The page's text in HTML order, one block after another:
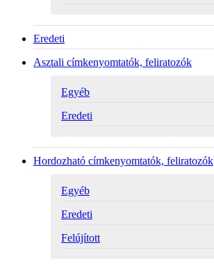
Eredeti
Asztali címkenyomtatók, feliratozók
Egyéb
Eredeti
Hordozható címkenyomtatók, feliratozók
Egyéb
Eredeti
Felújított